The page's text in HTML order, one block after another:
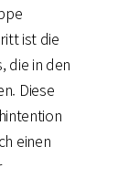
ist die
die in den
Diese
einen